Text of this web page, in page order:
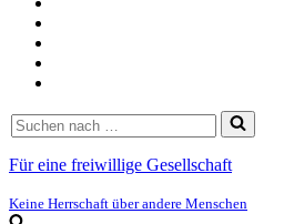
Suchen
nach …
Für eine freiwillige Gesellschaft
Keine Herrschaft über andere Menschen